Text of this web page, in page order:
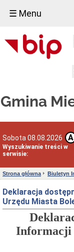
☰ Menu
Gmina
Sobota 08.08.2026 A
Wyszukiwanie treści w
serwisie:
Urząd
Miasta
Informacje
Kierownictwo
Urzędu
i
samodzielne
Statut
Miasta
Bolesławiec
Regulamin
Organizacyjny
Urzędu
Bolesławiec
Regulaminy
Strona główna Biuletyn
Deklaracja
Urzędu Miasta
Informacji